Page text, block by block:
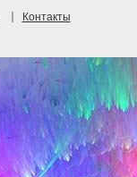
Контакты